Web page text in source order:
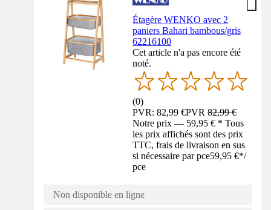
Étagère WENKO avec 2
paniers Bahari bambous/gris
62216100
Cet article n'a pas encore été
noté.
(0)
PVR: 82,99 €PVR82,99 €
Notre prix — 59,95 € * Tous
les prix affichés sont des prix
TTC, frais de livraison en sus
si nécessaire par pce59,95 €*/
pce
Non disponible en ligne